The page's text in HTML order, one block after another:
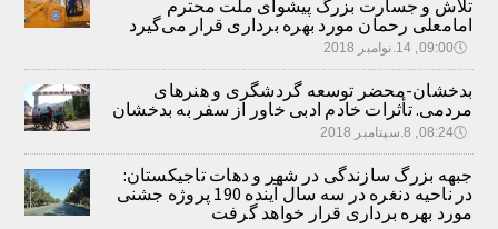
تلاش و جسارت بزرگ پیشوای ملت محترم
امامعلی رحمان مورد بهره برداری قرار می‌گیرد
🕔09:00, 14.نوامبر 2018
بدخشان-محضر توسعه گردشگری و هنرهای
مردمی. تأثرات خادم ادبی خاور از سفر به بدخشان
🕔08:24, 8.سپتامبر 2018
جبهه بزرگ سازندگی در شهر و دهات تاجیکستان:
در ناحیه دنغره در سه سال آینده 190 پروژه جشنی
مورد بهره برداری قرار خواهد گرفت